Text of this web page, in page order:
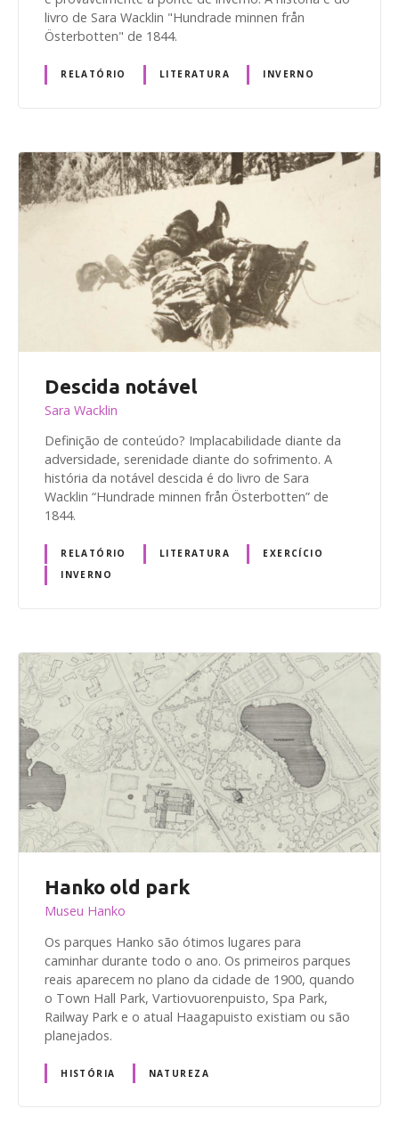
livro de Sara Wacklin "Hundrade minnen från
Österbotten" de 1844.
RELATÓRIO LITERATURA INVERNO
Descida notável
Sara Wacklin
Definição de conteúdo? Implacabilidade diante da
adversidade, serenidade diante do sofrimento. A
história da notável descida é do livro de Sara
Wacklin “Hundrade minnen från Österbotten” de
1844.
RELATÓRIO LITERATURA
EXERCÍCIO
INVERNO
Hanko old park
Museu Hanko
Os parques Hanko são ótimos lugares para
caminhar durante todo o ano. Os primeiros parques
reais aparecem no plano da cidade de 1900, quando
o Town Hall Park, Vartiovuorenpuisto, Spa Park,
Railway Park e o atual Haagapuisto existiam ou são
planejados.
HISTÓRIA NATUREZA